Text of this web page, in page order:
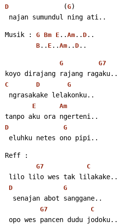
D
              (
G)
najan sumundul ning ati..
Musik : G Bm E .. Am .. D ..
B .. E .. Am .. D ..
G G7
koyo dirajang rajang ragaku..
C D G
ngrasakake lelakonku..
E Am
tanpo aku ora ngerteni..
D G
eluhku netes ono pipi..
Reff :
G7 C
lilo lilo wes tak lilakake..
D G
  senajan abot sanggane..
G7 C
opo wes pancen dudu jodoku..